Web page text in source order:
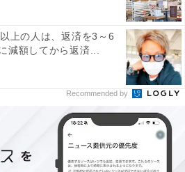
設定ながら、館内は清潔感があ
ンスが抜群
水のようなしっとり感があり
上の人は、返済を3～6
減額してから返済...
Recommended by